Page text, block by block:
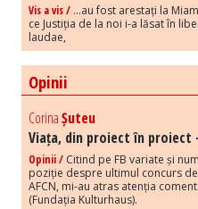
Vis a vis / ...au fost arestați la
ce Justiția de la noi i-a lăsat în
laudae,
Opinii
CorinaȘuteu
Viața, din proiect în proiect
Opinii / Citind pe FB variate și
poziție despre ultimul concurs
AFCN, mi-au atras atenția
(Fundația Kulturhaus).